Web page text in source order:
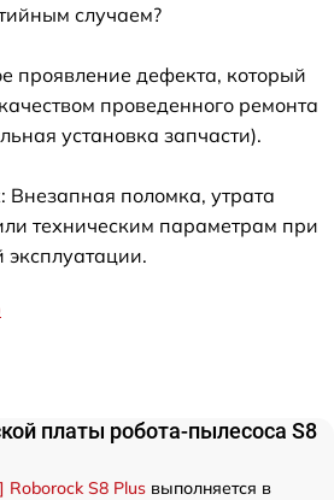
случаем?
проявление дефекта, который
проведенного ремонта
установка запчасти).
поломка, утрата
техническим параметрам при
платы робота-пылесоса S8
Roborock S8 Plus выполняется в